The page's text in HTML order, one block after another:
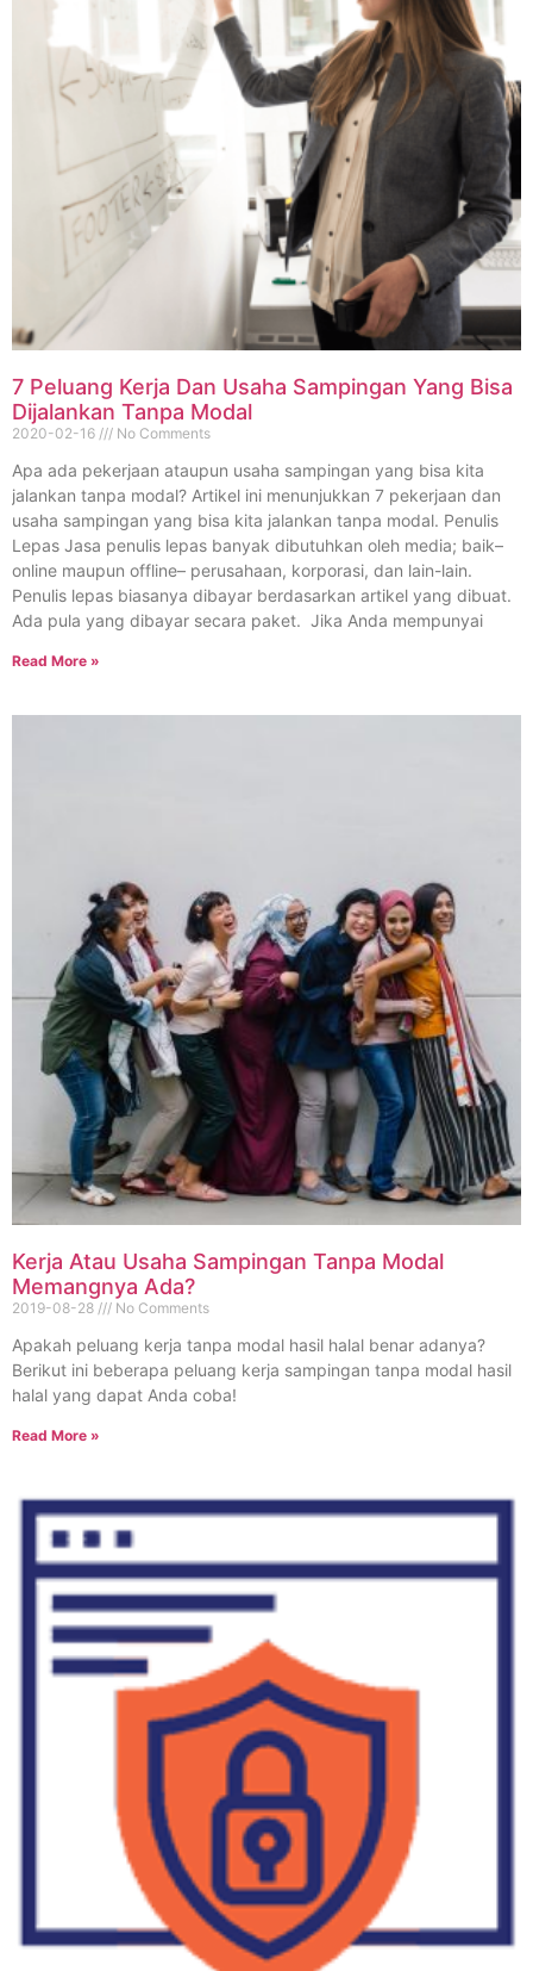
7 Peluang Kerja Dan Usaha Sampingan Yang Bisa
Dijalankan Tanpa Modal
2020-02-16 No Comments
Apa ada pekerjaan ataupun usaha sampingan yang bisa kita
jalankan tanpa modal? Artikel ini menunjukkan 7 pekerjaan dan
usaha sampingan yang bisa kita jalankan tanpa modal. Penulis
Lepas Jasa penulis lepas banyak dibutuhkan oleh media; baik–
online maupun offline– perusahaan, korporasi, dan lain-lain.
Penulis lepas biasanya dibayar berdasarkan artikel yang dibuat.
Ada pula yang dibayar secara paket. Jika Anda mempunyai
Read More »
Kerja Atau Usaha Sampingan Tanpa Modal
Memangnya Ada?
2019-08-28 No Comments
Apakah peluang kerja tanpa modal hasil halal benar adanya?
Berikut ini beberapa peluang kerja sampingan tanpa modal hasil
halal yang dapat Anda coba!
Read More »